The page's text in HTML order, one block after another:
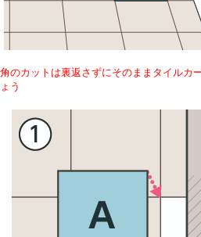
角のカットは裏返さずにそのままタイルカ
ょう